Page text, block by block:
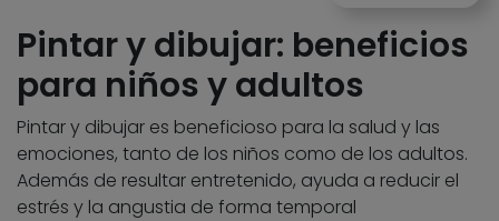
Pintar y dibujar: beneficios
para niños y adultos
Pintar y dibujar es beneficioso para la salud y las
emociones, tanto de los niños como de los adultos.
Además de resultar entretenido, ayuda a reducir el
estrés y la angustia de forma temporal